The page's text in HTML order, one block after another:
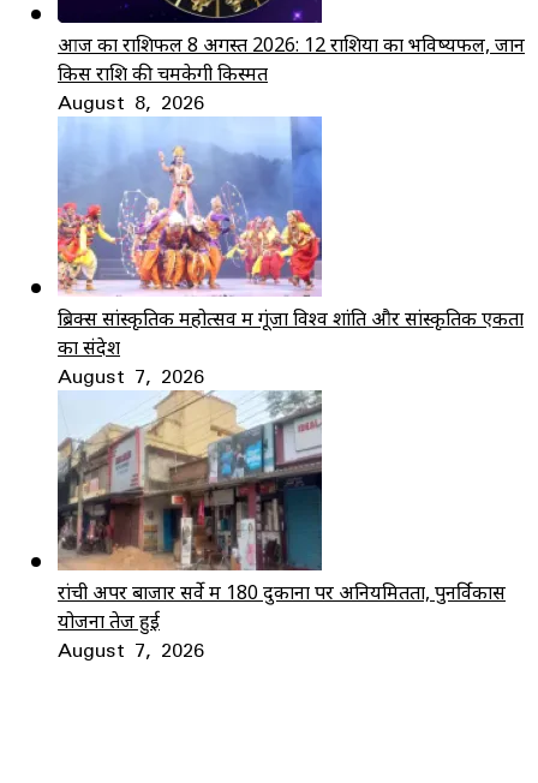
आज का राशिफल 8 अगस्त 2026: 12 राशियों का भविष्यफल, जानें
किस राशि की चमकेगी किस्मत
August 8, 2026
ब्रिक्स सांस्कृतिक महोत्सव में गूंजा विश्व शांति और सांस्कृतिक एकता
का संदेश
August 7, 2026
रांची अपर बाजार सर्वे में 180 दुकानों पर अनियमितता, पुनर्विकास
योजना तेज हुई
August 7, 2026